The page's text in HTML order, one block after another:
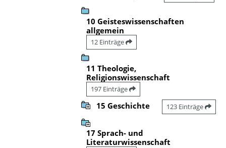
10 Geisteswissenschaften
allgemein
12 Einträge
11 Theologie,
Religionswissenschaft
197 Einträge
15 Geschichte 123 Einträge
17 Sprach- und
Literaturwissenschaft